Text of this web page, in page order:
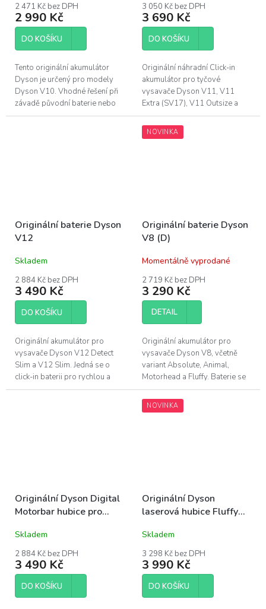
2 471 Kč bez DPH
2 990 Kč
DO KOŠÍKU
Tento originální akumulátor
Dyson je určený pro modely
Dyson V10. Vhodné řešení při
závadě původní baterie nebo
jako druhý akumulátor pro
3 050 Kč bez DPH
3 690 Kč
DO KOŠÍKU
Originální náhradní Click-in
akumulátor pro tyčové
vysavače Dyson V11, V11
Extra (SV17), V11 Outsize a
V15. Li-Ion baterie s kapacitou
3600 mAh pro rychlou výměnu
bez nářadí....
Originální baterie Dyson
V12
Skladem
2 884 Kč bez DPH
3 490 Kč
DO KOŠÍKU
Originální akumulátor pro
vysavače Dyson V12 Detect
Slim a V12 Slim. Jedná se o
click-in baterii pro rychlou a
snadnou výměnu bez složité
NOVINKA
Originální baterie Dyson
V8 (D)
Momentálně vyprodané
2 719 Kč bez DPH
3 290 Kč
DETAIL
Originální akumulátor pro
vysavače Dyson V8, včetně
variant Absolute, Animal,
Motorhead a Fluffy. Baterie se
u modelu V8 upevňuje pomocí
dvou šroubů ve spodní části
rukojeti – k...
Originální Dyson Digital
Motorbar hubice pro
Skladem
2 884 Kč bez DPH
3 490 Kč
DO KOŠÍKU
NOVINKA
Originální Dyson
laserová hubice Fluffy
Gen5detect (šedá)
Skladem
3 298 Kč bez DPH
3 990 Kč
DO KOŠÍKU